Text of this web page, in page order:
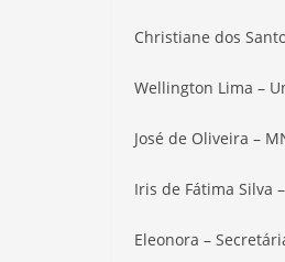
Christiane dos
Wellington Lima –
José de Oliveira –
Iris de Fátima Silva –
Eleonora –